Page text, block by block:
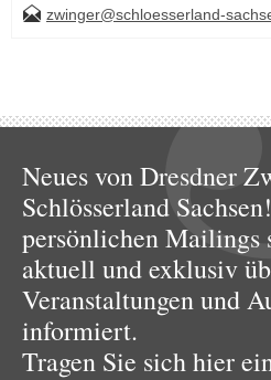
zwinger@schloesserland-
Neues von Dresdner
Schlösserland
persönlichen Mailings
aktuell und exklusiv
Veranstaltungen und
informiert.
Tragen Sie sich hier